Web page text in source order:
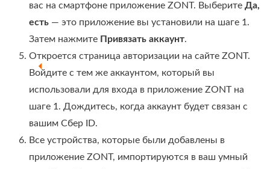
вас на смартфоне приложение ZONT. Выберите Да,
есть — это приложение вы установили на шаге 1.
Затем нажмите Привязать аккаунт.
Откроется страница авторизации на сайте ZONT.
Войдите с тем же аккаунтом, который вы
использовали для входа в приложение ZONT на
шаге 1. Дождитесь, когда аккаунт будет связан с
вашим Сбер ID.
Все устройства, которые были добавлены в
приложение ZONT, импортируются в ваш умный